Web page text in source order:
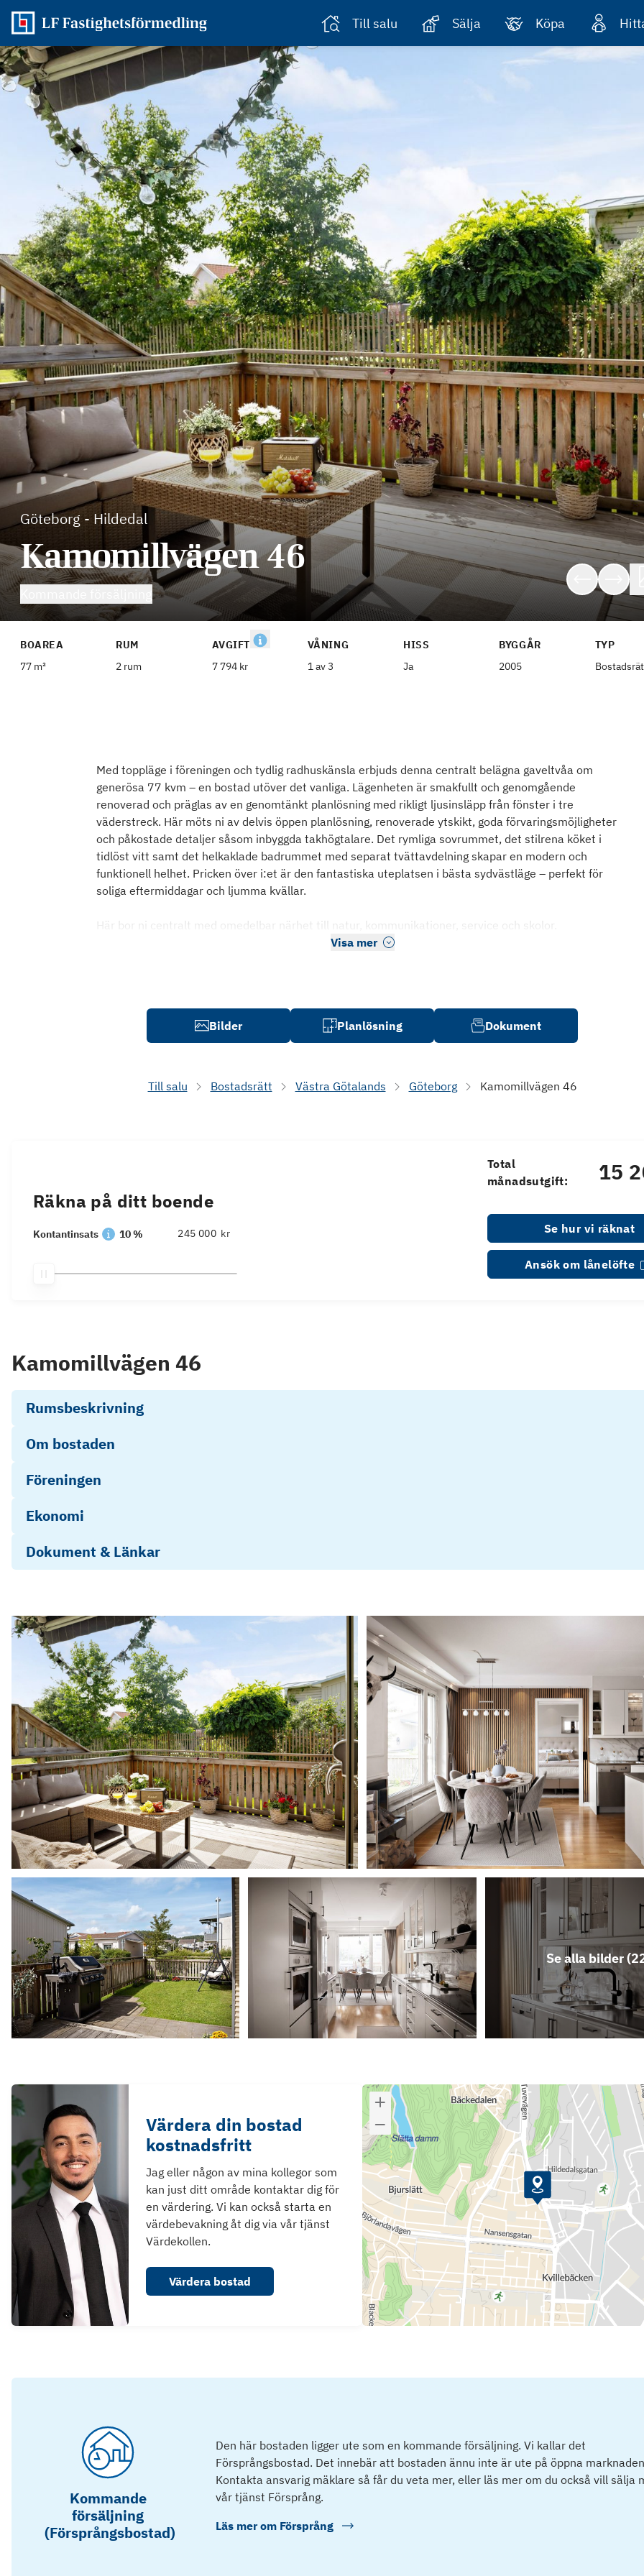
Till salu Sälja Köpa
Göteborg - Hildedal
Kamomillvägen 46
BOAREA
77 m²
RUM
2 rum
AVGIFT
7 794 kr
VÅNING
1 av 3
HISS
Ja
BYGGÅR
2005
TYP
Med toppläge i föreningen och tydlig radhuskänsla erbjuds denna centralt belägna gaveltvåa om
generösa 77 kvm – en bostad utöver det vanliga. Lägenheten är smakfullt och genomgående
renoverad och präglas av en genomtänkt planlösning med rikligt ljusinsläpp från fönster i tre
väderstreck. Här möts ni av delvis öppen planlösning, renoverade ytskikt, goda förvaringsmöjligheter
och påkostade detaljer såsom inbyggda takhögtalare. Det rymliga sovrummet, det stilrena köket i
tidlöst vitt samt det helkaklade badrummet med separat tvättavdelning skapar en modern och
funktionell helhet. Pricken över i:et är den fantastiska uteplatsen i bästa sydvästläge – perfekt för
soliga eftermiddagar och ljumma kvällar.
Här bor ni centralt med omedelbar närhet till natur, kommunikationer, service och skolor.
Visa mer
Bilder Planlösning Dokument
Till salu Bostadsrätt Västra Götalands Göteborg Kamomillvägen 46
Räkna på ditt boende
Kontantinsats 10 % kr
Total
månadsutgift:
15
Se hur vi räknat
Ansök om lånelöfte
Kamomillvägen 46
Rumsbeskrivning
Om bostaden
Föreningen
Ekonomi
Dokument & Länkar
Se alla bilder (
Värdera din bostad
kostnadsfritt
Jag eller någon av mina kollegor som
kan just ditt område kontaktar dig för
en värdering. Vi kan också starta en
värdebevakning åt dig via vår tjänst
Värdekollen.
Värdera bostad
Kommande
försäljning
(Försprångsbostad)
Den här bostaden ligger ute som en kommande försäljning. Vi kallar det
Försprångsbostad. Det innebär att bostaden ännu inte är ute på öppna
Kontakta ansvarig mäklare så får du veta mer, eller läs mer om du också vill sälja
vår tjänst Försprång.
Läs mer om Försprång